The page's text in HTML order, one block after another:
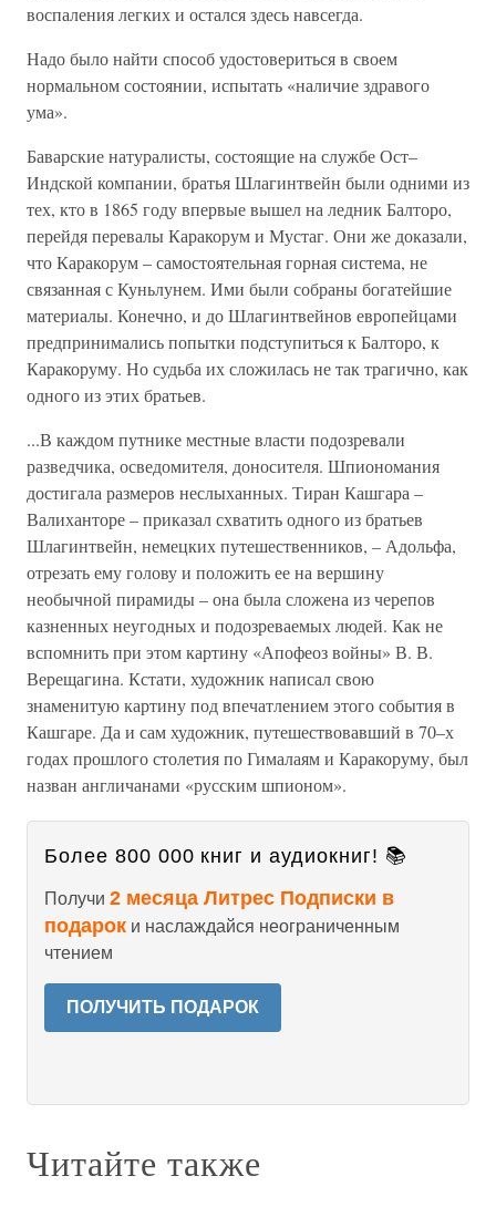
воспаления легких и остался здесь навсегда.
Надо было найти способ удостовериться в своем
нормальном состоянии, испытать «наличие здравого
ума».
Баварские натуралисты, состоящие на службе Ост–
Индской компании, братья Шлагинтвейн были одними из
тех, кто в 1865 году впервые вышел на ледник Балторо,
перейдя перевалы Каракорум и Мустаг. Они же доказали,
что Каракорум – самостоятельная горная система, не
связанная с Куньлунем. Ими были собраны богатейшие
материалы. Конечно, и до Шлагинтвейнов европейцами
предпринимались попытки подступиться к Балторо, к
Каракоруму. Но судьба их сложилась не так трагично, как
одного из этих братьев.
...В каждом путнике местные власти подозревали
разведчика, осведомителя, доносителя. Шпиономания
достигала размеров неслыханных. Тиран Кашгара –
Валиханторе – приказал схватить одного из братьев
Шлагинтвейн, немецких путешественников, – Адольфа,
отрезать ему голову и положить ее на вершину
необычной пирамиды – она была сложена из черепов
казненных неугодных и подозреваемых людей. Как не
вспомнить при этом картину «Апофеоз войны» В. В.
Верещагина. Кстати, художник написал свою
знаменитую картину под впечатлением этого события в
Кашгаре. Да и сам художник, путешествовавший в 70–х
годах прошлого столетия по Гималаям и Каракоруму, был
назван англичанами «русским шпионом».
Более 800 000 книг и аудиокниг! 📚
Получи 2 месяца Литрес Подписки в
подарок и наслаждайся неограниченным
чтением
ПОЛУЧИТЬ ПОДАРОК
Читайте также